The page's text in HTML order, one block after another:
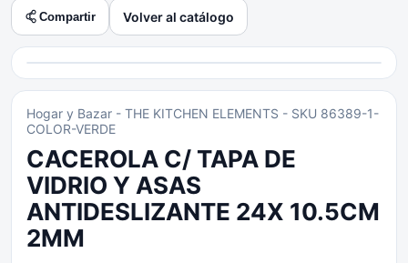
Compartir Volver al catálogo
Hogar y Bazar - THE KITCHEN ELEMENTS - SKU 86389-1-
COLOR-VERDE
CACEROLA C/ TAPA DE
VIDRIO Y ASAS
ANTIDESLIZANTE 24X 10.5CM
2MM